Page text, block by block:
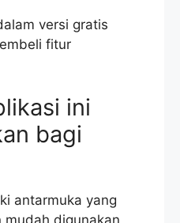
versi gratis
fitur
ini
bagi
antarmuka yang